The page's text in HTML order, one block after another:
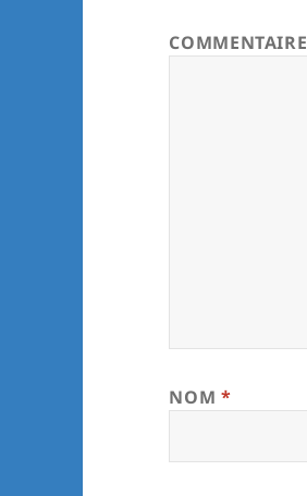
COMMENTAIRE
NOM *